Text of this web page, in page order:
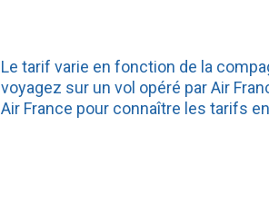
Le tarif varie en fonction de la
voyagez sur un vol opéré par Air
Air France pour connaître les tarifs